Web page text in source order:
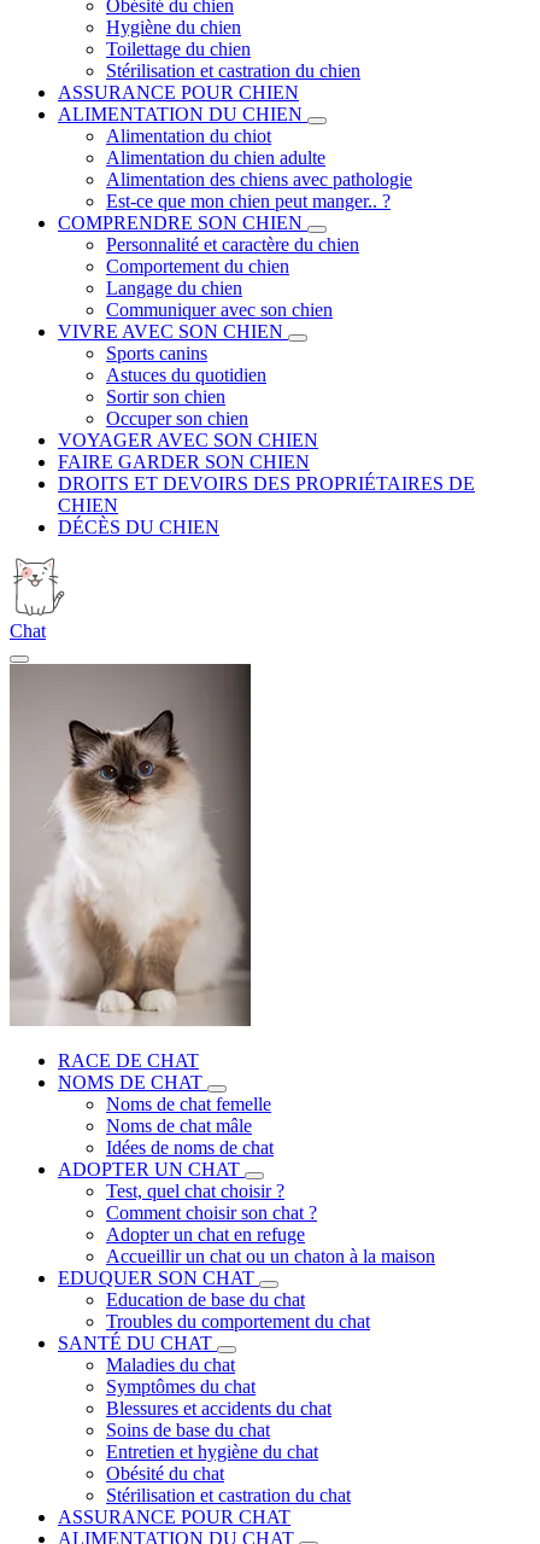
Obésité du chien
Hygiène du chien
Toilettage du chien
Stérilisation et castration du chien
ASSURANCE POUR CHIEN
ALIMENTATION DU CHIEN
Alimentation du chiot
Alimentation du chien adulte
Alimentation des chiens avec pathologie
Est-ce que mon chien peut manger.. ?
COMPRENDRE SON CHIEN
Personnalité et caractère du chien
Comportement du chien
Langage du chien
Communiquer avec son chien
VIVRE AVEC SON CHIEN
Sports canins
Astuces du quotidien
Sortir son chien
Occuper son chien
VOYAGER AVEC SON CHIEN
FAIRE GARDER SON CHIEN
DROITS ET DEVOIRS DES PROPRIÉTAIRES DE
CHIEN
DÉCÈS DU CHIEN
Chat
RACE DE CHAT
NOMS DE CHAT
Noms de chat femelle
Noms de chat mâle
Idées de noms de chat
ADOPTER UN CHAT
Test, quel chat choisir ?
Comment choisir son chat ?
Adopter un chat en refuge
Accueillir un chat ou un chaton à la maison
EDUQUER SON CHAT
Education de base du chat
Troubles du comportement du chat
SANTÉ DU CHAT
Maladies du chat
Symptômes du chat
Blessures et accidents du chat
Soins de base du chat
Entretien et hygiène du chat
Obésité du chat
Stérilisation et castration du chat
ASSURANCE POUR CHAT
ALIMENTATION DU CHAT